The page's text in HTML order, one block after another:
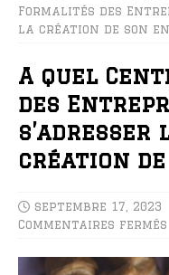
Formalités des
la création de son
A quel
des
s’adresser
création
septembre 17, 2023
Commentaires fermés